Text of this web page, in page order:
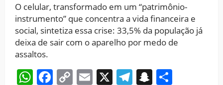
O celular, transformado em um “patrimônio-
instrumento” que concentra a vida financeira e
social, sintetiza essa crise: 33,5% da população já
deixa de sair com o aparelho por medo de
assaltos.
WhatsApp
Facebook
CopyEmail
X Telegram
Snapchat